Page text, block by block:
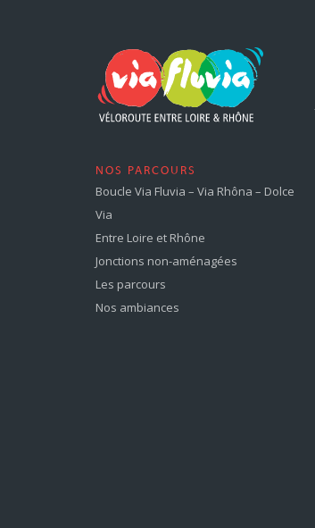
NOS PARCOURS
Boucle Via Fluvia – Via Rhôna – Dolce
Via
Entre Loire et Rhône
Jonctions non-aménagées
Les parcours
Nos ambiances